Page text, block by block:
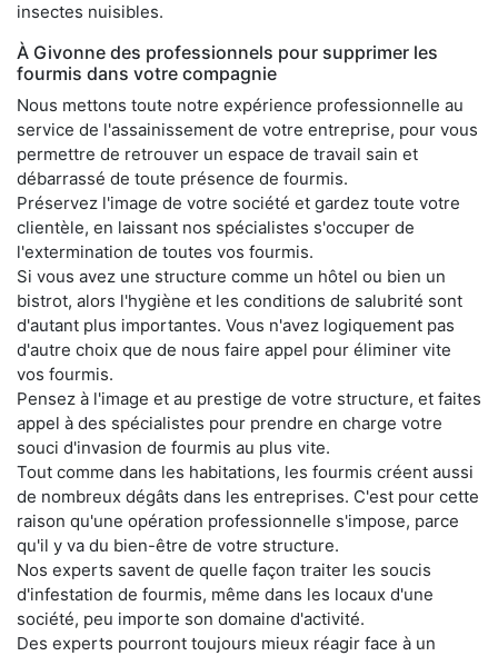
insectes nuisibles.
À Givonne des professionnels pour supprimer les
fourmis dans votre compagnie
Nous mettons toute notre expérience professionnelle au
service de l'assainissement de votre entreprise, pour vous
permettre de retrouver un espace de travail sain et
débarrassé de toute présence de fourmis.
Préservez l'image de votre société et gardez toute votre
clientèle, en laissant nos spécialistes s'occuper de
l'extermination de toutes vos fourmis.
Si vous avez une structure comme un hôtel ou bien un
bistrot, alors l'hygiène et les conditions de salubrité sont
d'autant plus importantes. Vous n'avez logiquement pas
d'autre choix que de nous faire appel pour éliminer vite
vos fourmis.
Pensez à l'image et au prestige de votre structure, et faites
appel à des spécialistes pour prendre en charge votre
souci d'invasion de fourmis au plus vite.
Tout comme dans les habitations, les fourmis créent aussi
de nombreux dégâts dans les entreprises. C'est pour cette
raison qu'une opération professionnelle s'impose, parce
qu'il y va du bien-être de votre structure.
Nos experts savent de quelle façon traiter les soucis
d'infestation de fourmis, même dans les locaux d'une
société, peu importe son domaine d'activité.
Des experts pourront toujours mieux réagir face à un